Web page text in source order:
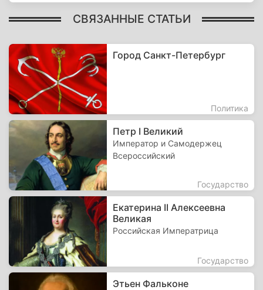
СВЯЗАННЫЕ СТАТЬИ
Город Санкт-Петербург
Политика
Петр I Великий
Император и Самодержец
Всероссийский
Государство
Екатерина II Алексеевна
Великая
Российская Императрица
Государство
Этьен Фальконе